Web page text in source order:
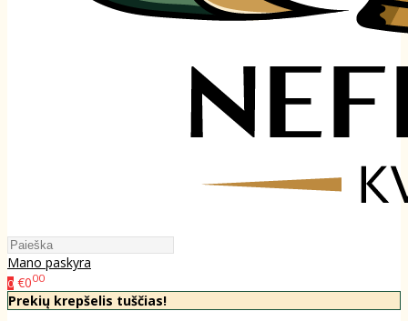
Mano paskyra
0 €000
Prekių krepšelis tuščias!